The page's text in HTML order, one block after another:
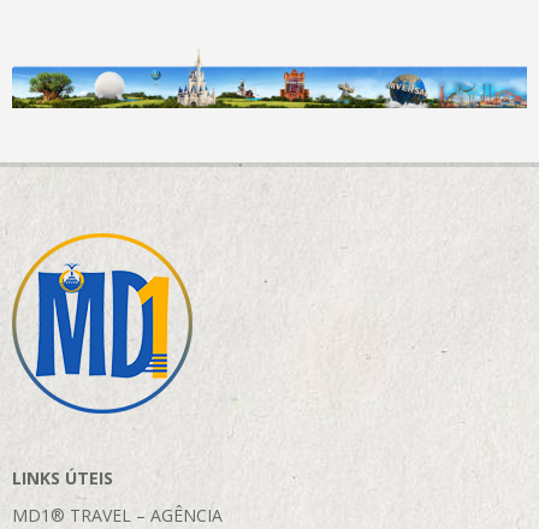
LINKS ÚTEIS
MD1® TRAVEL – AGÊNCIA